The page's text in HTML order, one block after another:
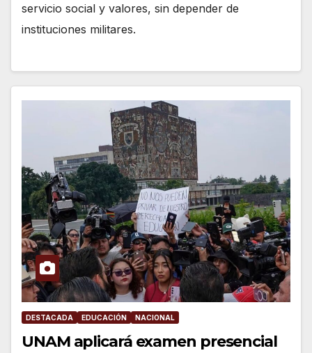
servicio social y valores, sin depender de
instituciones militares.
DESTACADA EDUCACIÓN NACIONAL
UNAM aplicará examen presencial